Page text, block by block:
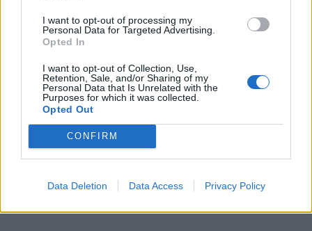
I want to opt-out of processing my
Personal Data for Targeted Advertising.
Opted In
I want to opt-out of Collection, Use,
Retention, Sale, and/or Sharing of my
Personal Data that Is Unrelated with the
Purposes for which it was collected.
Opted Out
CONFIRM
Data Deletion Data Access Privacy Policy